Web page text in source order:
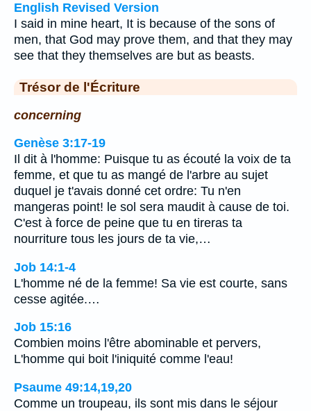
English Revised Version
I said in mine heart, It is because of the sons of
men, that God may prove them, and that they may
see that they themselves are but as beasts.
Trésor de l'Écriture
concerning
Genèse 3:17-19
Il dit à l'homme: Puisque tu as écouté la voix de ta
femme, et que tu as mangé de l'arbre au sujet
duquel je t'avais donné cet ordre: Tu n'en
mangeras point! le sol sera maudit à cause de toi.
C'est à force de peine que tu en tireras ta
nourriture tous les jours de ta vie,…
Job 14:1-4
L'homme né de la femme! Sa vie est courte, sans
cesse agitée.…
Job 15:16
Combien moins l'être abominable et pervers,
L'homme qui boit l'iniquité comme l'eau!
Psaume 49:14,19,20
Comme un troupeau, ils sont mis dans le séjour